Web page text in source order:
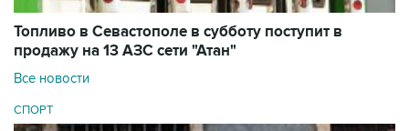
Топливо в Севастополе в субботу поступит в
продажу на 13 АЗС сети "Атан"
Все новости
СПОРТ